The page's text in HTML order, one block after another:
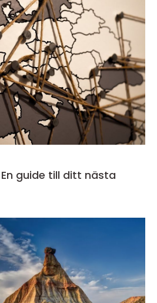
guide till ditt nästa